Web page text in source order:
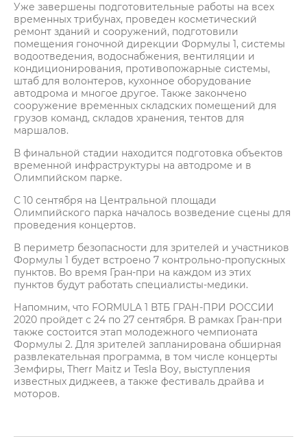
Уже завершены подготовительные работы на всех
временных трибунах, проведен косметический
ремонт зданий и сооружений, подготовили
помещения гоночной дирекции Формулы 1, системы
водоотведения, водоснабжения, вентиляции и
кондиционирования, противопожарные системы,
штаб для волонтеров, кухонное оборудование
автодрома и многое другое. Также закончено
сооружение временных складских помещений для
грузов команд, складов хранения, тентов для
маршалов.
В финальной стадии находится подготовка объектов
временной инфраструктуры на автодроме и в
Олимпийском парке.
С 10 сентября на Центральной площади
Олимпийского парка началось возведение сцены для
проведения концертов.
В периметр безопасности для зрителей и участников
Формулы 1 будет встроено 7 контрольно-пропускных
пунктов. Во время Гран-при на каждом из этих
пунктов будут работать специалисты-медики.
Напомним, что FORMULA 1 ВТБ ГРАН-ПРИ РОССИИ
2020 пройдет с 24 по 27 сентября. В рамках Гран-при
также состоится этап молодежного чемпионата
Формулы 2. Для зрителей запланирована обширная
развлекательная программа, в том числе концерты
Земфиры, Therr Maitz и Tesla Boy, выступления
известных диджеев, а также фестиваль драйва и
моторов.